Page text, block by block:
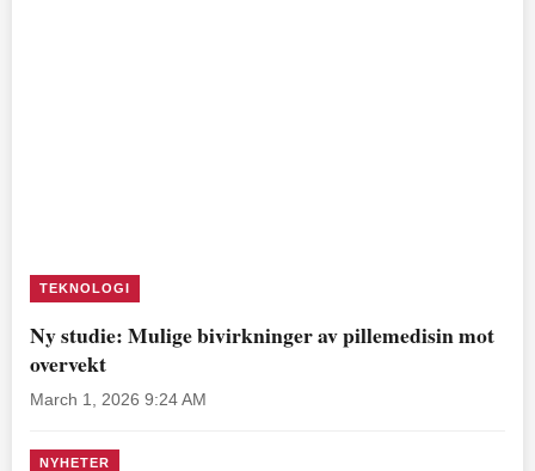
TEKNOLOGI
Ny studie: Mulige bivirkninger av pillemedisin mot
overvekt
March 1, 2026 9:24 AM
NYHETER